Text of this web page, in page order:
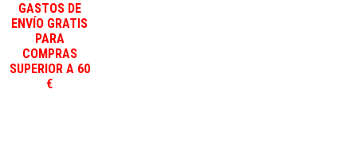
GASTOS DE
ENVÍO GRATIS
PARA
COMPRAS
SUPERIOR A 60
€